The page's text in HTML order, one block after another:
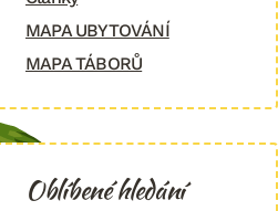
MAPA UBYTOVÁNÍ
MAPA TÁBORŮ
Oblíbené hledání